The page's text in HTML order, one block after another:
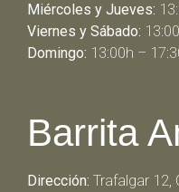
Miércoles y Jueves:
Viernes y Sábado:
Domingo: 13:00h –
Barrita
Dirección: Trafalgar 12,